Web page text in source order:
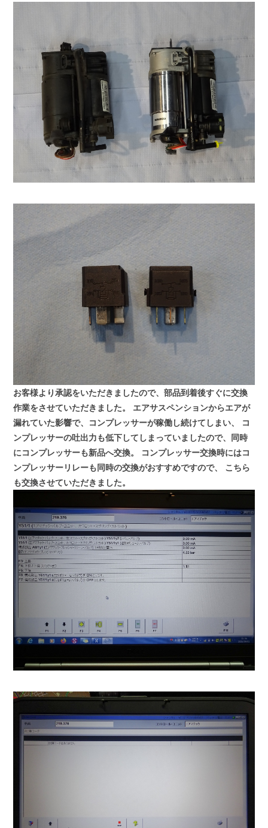
お客様より承認をいただきましたので、部品到着後すぐに交換
作業をさせていただきました。
エアサスペンションからエアが
漏れていた影響で、コンプレッサーが稼働し続けてしまい、
コ
ンプレッサーの吐出力も低下してしまっていましたので、同時
にコンプレッサーも新品へ交換。
コンプレッサー交換時にはコ
ンプレッサーリレーも同時の交換がおすすめですので、
こちら
も交換させていただきました。